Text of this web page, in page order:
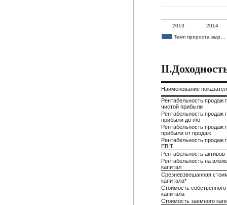
Темп прироста выр…
2013 2014
Наименование
Рентабельность продаж
чистой прибыли
Рентабельность продаж
прибыли до н\о
Рентабельность продаж
прибыли от продаж
Рентабельность продаж
EBIT
Рентабельность активов
Рентабельность на
капитал
Срезневзвешанная
капитала*
Стоимость собственного
капитала
Стоимость заемного